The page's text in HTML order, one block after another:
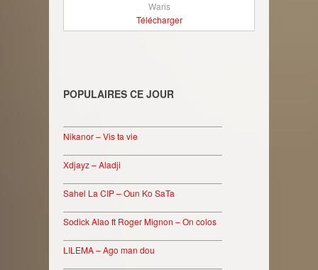
Waris
Télécharger
POPULAIRES CE JOUR
Nikanor – Vis ta vie
Xdjayz – Aladji
Sahel La CIP – Oun Ko SaTa
Sodick Alao ft Roger Mignon – On colos
LILEMA – Ago man dou